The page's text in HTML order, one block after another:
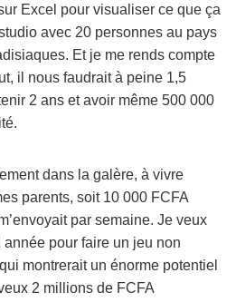
Excel pour visualiser ce que ça
avec 20 personnes au pays
Et je me rends compte
il nous faudrait à peine 1,5
2 ans et avoir même 500 000
dans la galère, à vivre
parents, soit 10 000 FCFA
par semaine. Je veux
année pour faire un jeu non
montrerait un énorme potentiel
2 millions de FCFA